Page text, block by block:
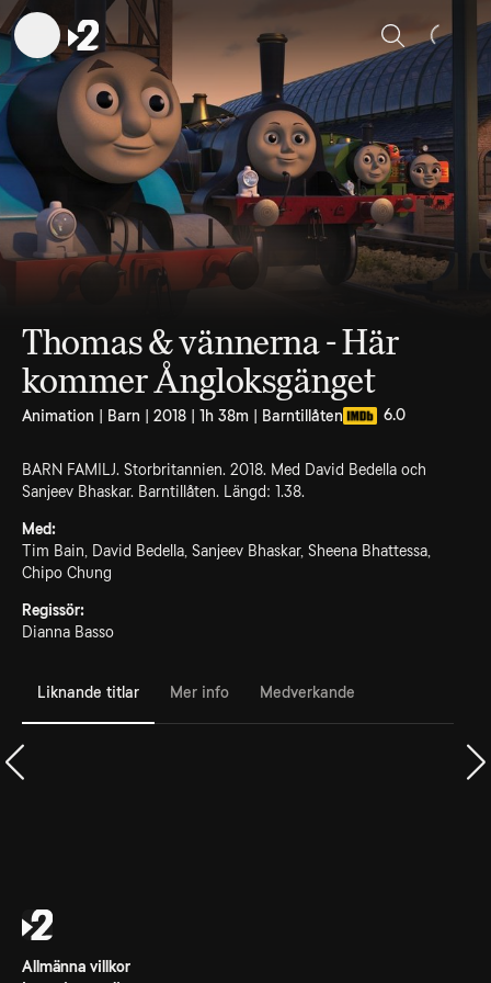
Sök
Thomas & vännerna - Här
kommer Ångloksgänget
Animation | Barn | 2018 | 1h 38m | Barntillåten 6.0
BARN FAMILJ. Storbritannien. 2018. Med David Bedella och
Sanjeev Bhaskar. Barntillåten. Längd: 1.38.
Med:
Tim Bain, David Bedella, Sanjeev Bhaskar, Sheena Bhattessa,
Chipo Chung
Regissör:
Dianna Basso
Liknande titlar Mer info Medverkande
Allmänna villkor